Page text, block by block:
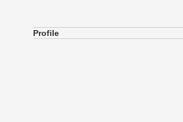
Profile